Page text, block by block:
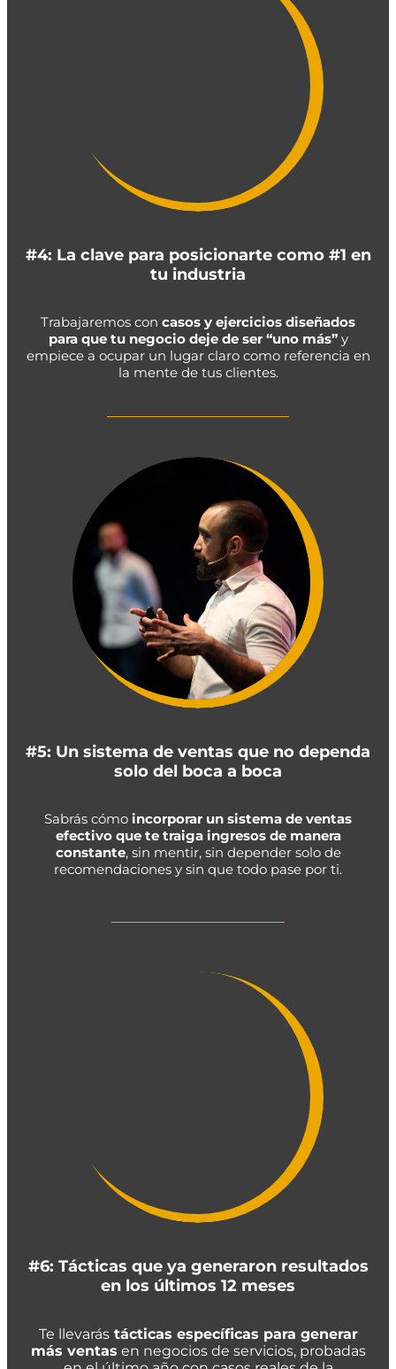
#4: La clave para posicionarte como #1 en
tu industria
Trabajaremos con casos y ejercicios diseñados
para que tu negocio deje de ser “uno más”y
empiece a ocupar un lugar claro como referencia en
la mente de tus clientes.
#5: Un sistema de ventas que no dependa
solo del boca a boca
Sabrás cómo incorporar un sistema de ventas
efectivo que te traiga ingresos de manera
constante, sin mentir, sin depender solo de
recomendaciones y sin que todo pase por ti.
#6: Tácticas que ya generaron resultados
en los últimos 12 meses
Te llevarástácticas específicas para generar
más ventas en negocios de servicios, probadas